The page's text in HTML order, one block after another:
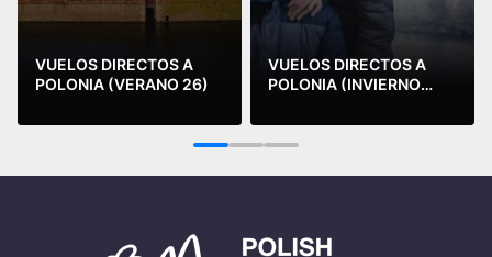
VUELOS DIRECTOS A
POLONIA (VERANO 26)
Leer más
VUELOS DIRECTOS A
POLONIA (INVIERNO
Leer más
1 2 3